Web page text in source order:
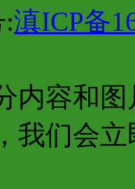
滇ICP备
内容和
我们会